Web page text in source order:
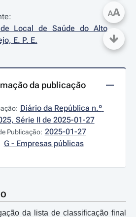
Local de Saúde do Alto
E. P. E.
da publicação
Diário da República n.º
Série II de 2025-01-27
Publicação: 2025-01-27
G - Empresas públicas
da lista de classificação final
AA